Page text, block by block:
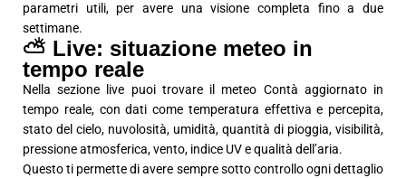
parametri utili, per avere una visione completa fino a due
settimane.
⛅ Live: situazione meteo in
tempo reale
Nella sezione live puoi trovare il meteo Contà aggiornato in
tempo reale, con dati come temperatura effettiva e percepita,
stato del cielo, nuvolosità, umidità, quantità di pioggia, visibilità,
pressione atmosferica, vento, indice UV e qualità dell’aria.
Questo ti permette di avere sempre sotto controllo ogni dettaglio